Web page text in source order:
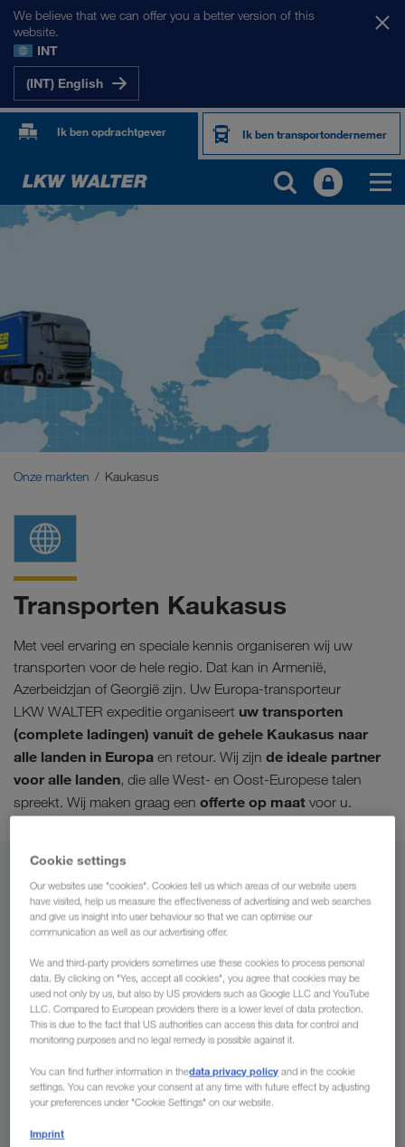
We believe that we can offer you a better version of this
website.
INT
(INT) English
Ik ben opdrachtgever Ik ben transportondernemer
Centraal-Azië
Rusland
Midden-Oosten
Onze markten Kaukasus
Transporten Kaukasus
Met veel ervaring en speciale kennis organiseren wij uw
transporten voor de hele regio. Dat kan in Armenië,
Azerbeidzjan of Georgië zijn. Uw Europa-transporteur
LKW WALTER expeditie organiseert uw transporten
(complete ladingen) vanuit de gehele Kaukasus naar
alle landen in Europa en retour. Wij zijn de ideale partner
voor alle landen, die alle West- en Oost-Europese talen
spreekt. Wij maken graag een offerte op maat voor u.
Vanuit
België
Naar
Land
Nu aanvragen
Cookie settings
Our websites use "cookies". Cookies tell us which areas of our website users
have visited, help us measure the effectiveness of advertising and web searches
and give us insight into user behaviour so that we can optimise our
communication as well as our advertising offer.
We and third-party providers sometimes use these cookies to process personal
data. By clicking on "Yes, accept all cookies", you agree that cookies may be
used not only by us, but also by US providers such as Google LLC and YouTube
LLC. Compared to European providers there is a lower level of data protection.
This is due to the fact that US authorities can access this data for control and
monitoring purposes and no legal remedy is possible against it.
You can find further information in thedata privacy policy and in the cookie
settings. You can revoke your consent at any time with future effect by adjusting
your preferences under "Cookie Settings" on our website.
Imprint